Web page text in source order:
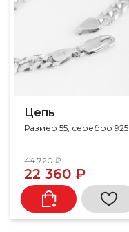
Цепь
Размер 55, серебро 925
44 720 ₽
22 360 ₽